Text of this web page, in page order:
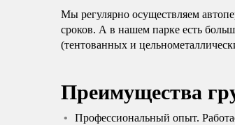
Мы регулярно осуществляем
сроков. А в нашем парке есть
(тентованных и
Преимущества
Профессиональный опыт.